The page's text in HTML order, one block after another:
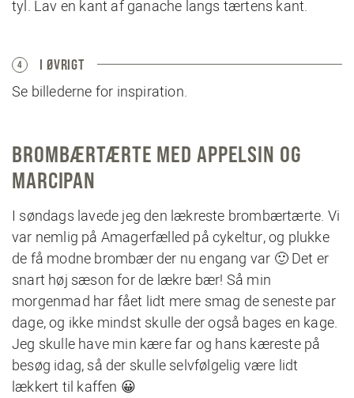
tyl. Lav en kant af ganache langs tærtens kant.
4 I ØVRIGT
Se billederne for inspiration.
BROMBÆRTÆRTE MED APPELSIN OG
MARCIPAN
I søndags lavede jeg den lækreste brombærtærte. Vi
var nemlig på Amagerfælled på cykeltur, og plukke
de få modne brombær der nu engang var 🙂 Det er
snart høj sæson for de lækre bær! Så min
morgenmad har fået lidt mere smag de seneste par
dage, og ikke mindst skulle der også bages en kage.
Jeg skulle have min kære far og hans kæreste på
besøg idag, så der skulle selvfølgelig være lidt
lækkert til kaffen 😀